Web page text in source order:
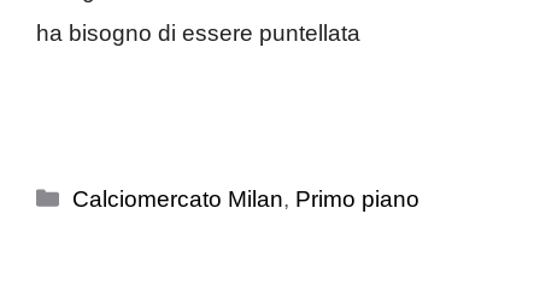
ha bisogno di essere puntellata
Categorie
Calciomercato Milan, Primo piano